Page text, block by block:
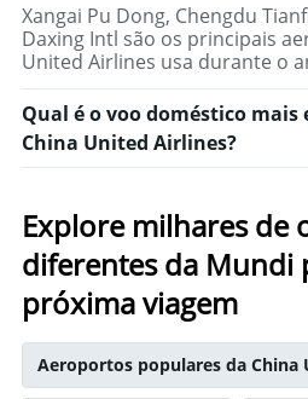
Xangai Pu Dong, Chengdu
Daxing Intl são os principais
United Airlines usa durante o
Qual é o voo doméstico mais
China United Airlines?
Explore milhares de
diferentes da Mundi
próxima viagem
Aeroportos populares da China